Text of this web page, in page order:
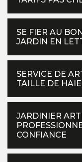
SE FIER AU
JARDIN EN
SERVICE DE
TAILLE DE HAIE
JARDINIER
CONFIANCE